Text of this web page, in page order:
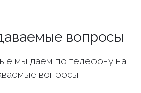
вопросы
мы даем по телефону на
вопросы